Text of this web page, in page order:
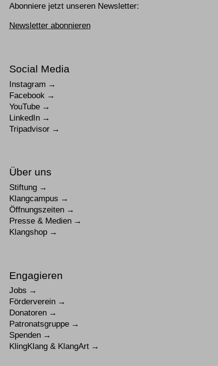
Abonniere jetzt unseren Newsletter:
Newsletter abonnieren
Social Media
Instagram
Facebook
YouTube
LinkedIn
Tripadvisor
Über uns
Stiftung
Klangcampus
Öffnungszeiten
Presse & Medien
Klangshop
Engagieren
Jobs
Förderverein
Donatoren
Patronatsgruppe
Spenden
KlingKlang & KlangArt